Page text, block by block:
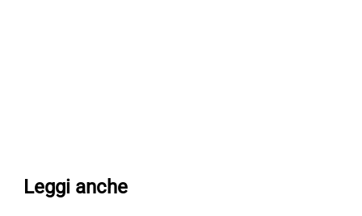
Leggi anche